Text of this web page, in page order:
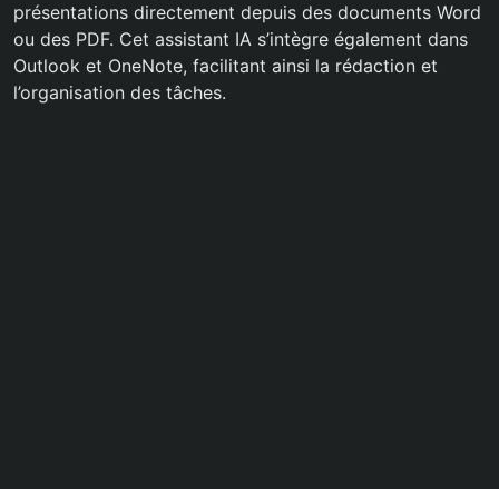
présentations directement depuis des documents Word
ou des PDF. Cet assistant IA s’intègre également dans
Outlook et OneNote, facilitant ainsi la rédaction et
l’organisation des tâches.